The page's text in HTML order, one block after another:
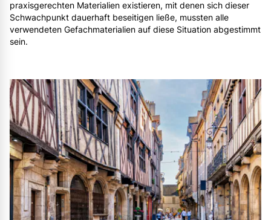
praxisgerechten Materialien existieren, mit denen sich dieser
Schwachpunkt dauerhaft beseitigen ließe, mussten alle
verwendeten Gefachmaterialien auf diese Situation abgestimmt
sein.